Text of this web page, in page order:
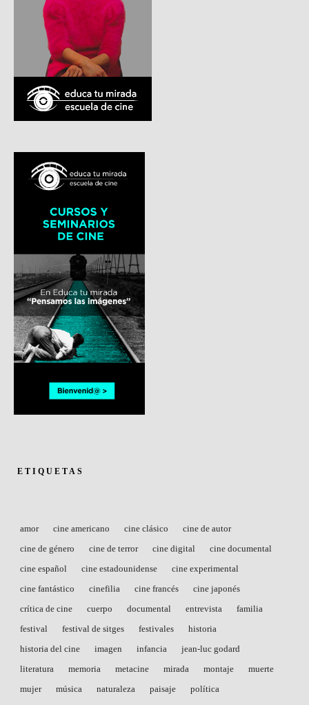
ETIQUETAS
amor cine americano cine clásico
cine de autor
cine de género
cine de terror cine digital
cine documental
cine español
cine estadounidense
cine experimental
cine fantástico
cinefilia cine francés
cine japonés
crítica de cine
cuerpo documental entrevista
familia
festival
festival de sitges festivales
historia
historia del cine
imagen infancia
jean-luc godard
literatura
memoria metacine mirada montaje
muerte
mujer
música naturaleza paisaje
política